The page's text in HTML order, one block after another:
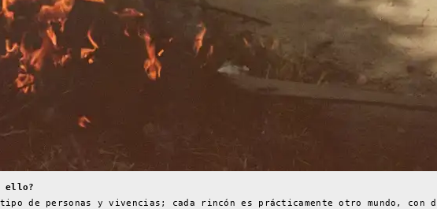
ello?
de personas y vivencias; cada rincón es prácticamente otro mundo, con